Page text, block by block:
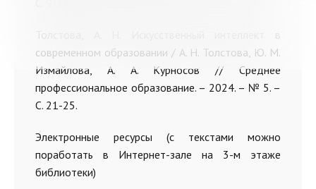
Толстова, А. Н. Искусственный интеллект в
современном образовании / А. Н. Толстова, Ю. М.
Измайлова, А. А. Курносов // Среднее
профессиональное образование. – 2024. – № 5. –
С. 21-25.
Электронные ресурсы (с текстами можно
поработать в Интернет-зале на 3-м этаже
библиотеки)